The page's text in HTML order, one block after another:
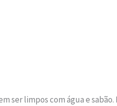
ser limpos com água e sabão.